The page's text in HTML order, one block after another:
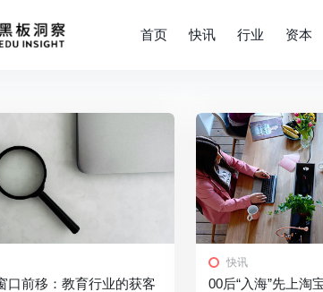
首页 快讯 行业 资本
口前移：教育行业的获客
快讯
00后“入海”先上淘